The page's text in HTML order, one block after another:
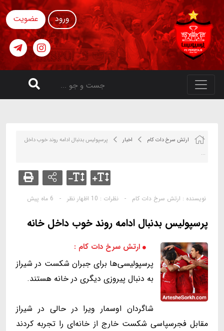
ورود عضویت
ارتش سرخ دات کام اخبار
پرسپولیس بدنبال ادامه روند خوب داخل
...
نویسنده : ارتش سرخ دات کام - نظرات : 10 اظهار نظر - 6 ماه پیش
پرسپولیس بدنبال ادامه روند خوب داخل خانه
ارتش سرخ دات کام :
پرسپولیسی‌ها برای جبران شکست در شیراز
به دنبال پیروزی دیگری در خانه هستند.
شاگردان اوسمار ویرا در حالی در شیراز
مقابل فجرسپاسی شکست خارج از خانه‌ای را تجربه کردند